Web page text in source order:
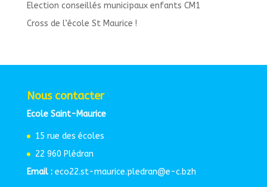
Election conseillés municipaux enfants CM1
Cross de l’école St Maurice !
Nous contacter
Ecole Saint-Maurice
15 rue des écoles
22 960 Plédran
Email :eco22.st-maurice.pledran@e-c.bzh